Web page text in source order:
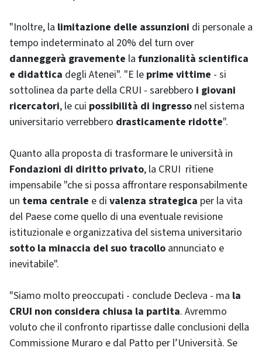
"Inoltre, la limitazione delle assunzioni di personale a
tempo indeterminato al 20% del turn over
danneggerà gravemente la funzionalità scientifica
e didattica degli Atenei". "E le prime vittime - si
sottolinea da parte della CRUI - sarebbero i giovani
ricercatori, le cui possibilità di ingresso nel sistema
universitario verrebbero drasticamente ridotte".
Quanto alla proposta di trasformare le università in
Fondazioni di diritto privato, la CRUI ritiene
impensabile "che si possa affrontare responsabilmente
un tema centrale e di valenza strategica per la vita
del Paese come quello di una eventuale revisione
istituzionale e organizzativa del sistema universitario
sotto la minaccia del suo tracollo annunciato e
inevitabile".
"Siamo molto preoccupati - conclude Decleva - ma la
CRUI non considera chiusa la partita. Avremmo
voluto che il confronto ripartisse dalle conclusioni della
Commissione Muraro e dal Patto per l’Università. Se